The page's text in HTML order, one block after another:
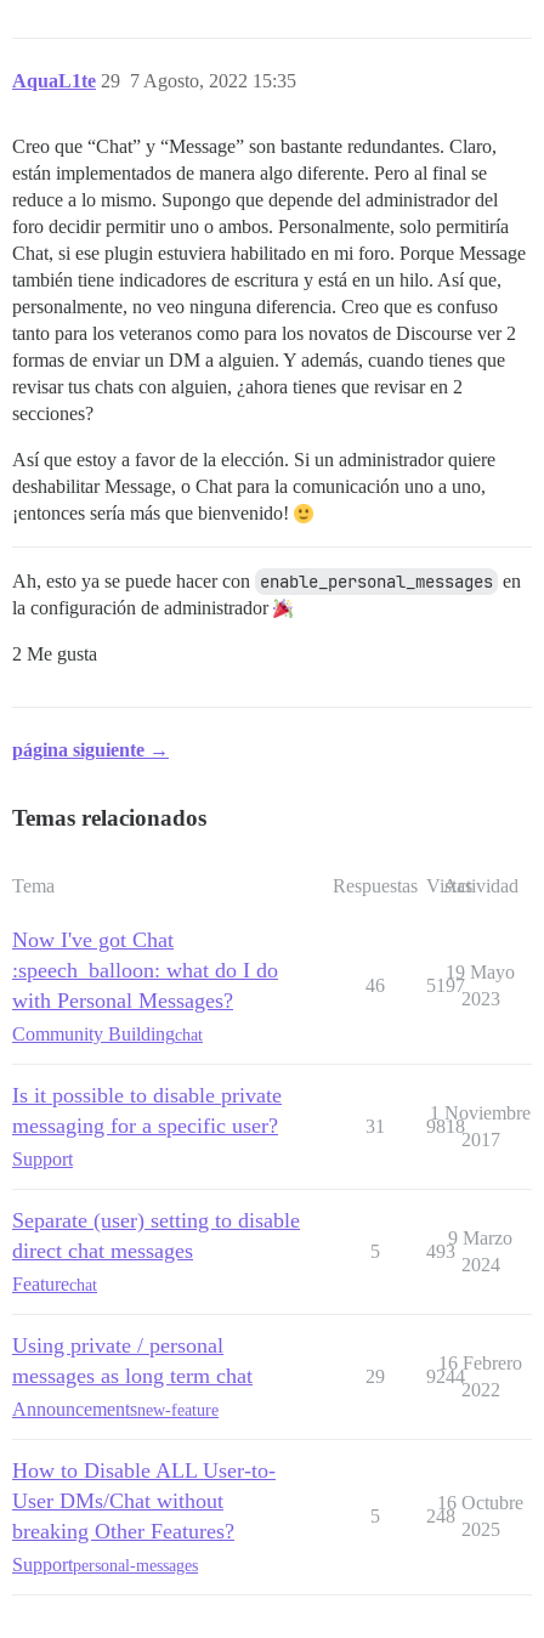
AquaL1te 7 Agosto, 2022 15:35
29
Creo que “Chat” y “Message” son bastante redundantes. Claro,
están implementados de manera algo diferente. Pero al final se
reduce a lo mismo. Supongo que depende del administrador del
foro decidir permitir uno o ambos. Personalmente, solo permitiría
Chat, si ese plugin estuviera habilitado en mi foro. Porque Message
también tiene indicadores de escritura y está en un hilo. Así que,
personalmente, no veo ninguna diferencia. Creo que es confuso
tanto para los veteranos como para los novatos de Discourse ver 2
formas de enviar un DM a alguien. Y además, cuando tienes que
revisar tus chats con alguien, ¿ahora tienes que revisar en 2
secciones?
Así que estoy a favor de la elección. Si un administrador quiere
deshabilitar Message, o Chat para la comunicación uno a uno,
¡entonces sería más que bienvenido!
Ah, esto ya se puede hacer con enable_personal_messages en
la configuración de administrador
2 Me gusta
página siguiente →
Temas relacionados
Tema Respuestas Vistas
Actividad
Now I've got Chat
:speech_balloon: what do I do
with Personal Messages?
Community Buildingchat
46 5197
19 Mayo
2023
Is it possible to disable private
messaging for a specific user?
Support
31 9818
1 Noviembre
2017
Separate (user) setting to disable
direct chat messages
Featurechat
5 493
9 Marzo
2024
Using private / personal
messages as long term chat
Announcementsnew-feature
29 9244
16 Febrero
2022
How to Disable ALL User-to-
User DMs/Chat without
breaking Other Features?
Supportpersonal-messages
5 248
16 Octubre
2025